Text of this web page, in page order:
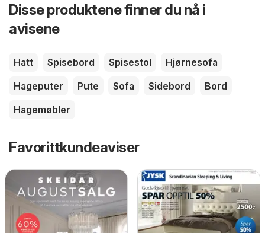
Disse produktene finner du nå i
avisene
Hatt Spisebord Spisestol
Hjørnesofa
Hageputer
Pute Sofa Sidebord
Bord
Hagemøbler
Favorittkundeaviser